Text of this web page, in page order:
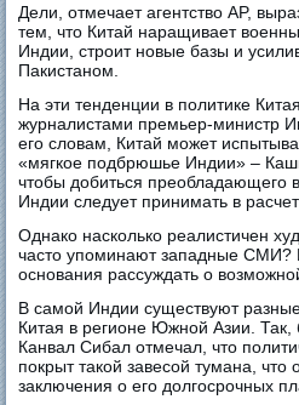
Дели, отмечает агентство AP,
тем, что Китай наращивает
Индии, строит новые базы и
Пакистаном.
На эти тенденции в политике
журналистами премьер-министр
его словам, Китай может
«мягкое подбрюшье Индии» –
чтобы добиться преобладающего
Индии следует принимать в
Однако насколько реалистичен
часто упоминают западные СМИ?
основания рассуждать о
В самой Индии существуют разные
Китая в регионе Южной Азии.
Канвал Сибал отмечал, что
покрыт такой завесой тумана, что
заключения о его долгосрочных